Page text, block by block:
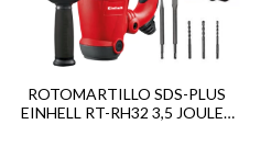
ROTOMARTILLO SDS-PLUS
EINHELL RT-RH32 3,5 JOULES